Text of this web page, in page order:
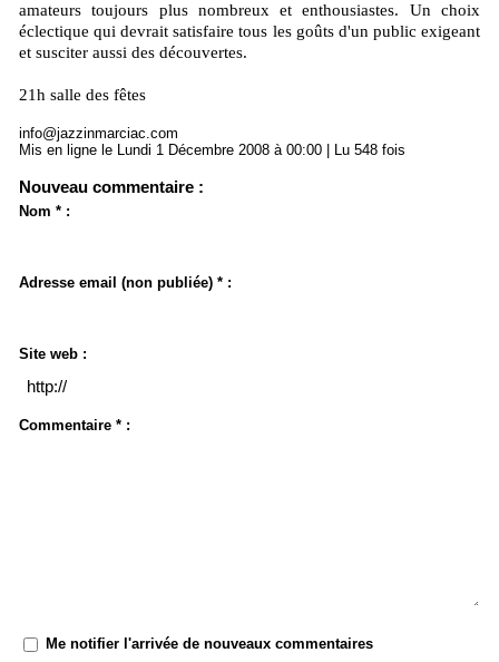
amateurs toujours plus nombreux et enthousiastes. Un choix
éclectique qui devrait satisfaire tous les goûts d'un public exigeant
et susciter aussi des découvertes.
21h salle des fêtes
info@jazzinmarciac.com
Mis en ligne le Lundi 1 Décembre 2008 à 00:00 | Lu 548 fois
Nouveau commentaire :
Nom * :
Adresse email (non publiée) * :
Site web :
Commentaire * :
Me notifier l'arrivée de nouveaux commentaires